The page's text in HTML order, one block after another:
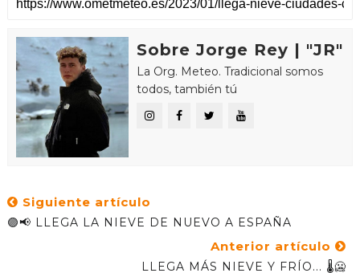
Sobre Jorge Rey | "JR"
La Org. Meteo. Tradicional somos
todos, también tú
Siguiente artículo
🟣📢 LLEGA LA NIEVE DE NUEVO A ESPAÑA
Anterior artículo
LLEGA MÁS NIEVE Y FRÍO... 🌡️🥶